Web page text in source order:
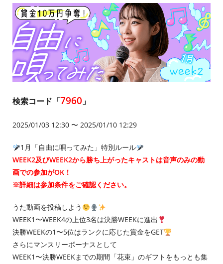
検索コード「7960 」
2025/01/03 12:30 〜 2025/01/10 12:29
1月「自由に唄ってみた」特別ルール
WEEK2及びWEEK2から勝ち上がったキャストは音声のみの動
画での参加がOK！
※詳細は参加条件をご確認ください。
うた動画を投稿しよう
WEEK1〜WEEK4の上位3名は決勝WEEKに進出
決勝WEEKの1〜5位はランクに応じた賞金をGET
さらにマンスリーボーナスとして
WEEK1〜決勝WEEKまでの期間「花束」のギフトをもっとも集